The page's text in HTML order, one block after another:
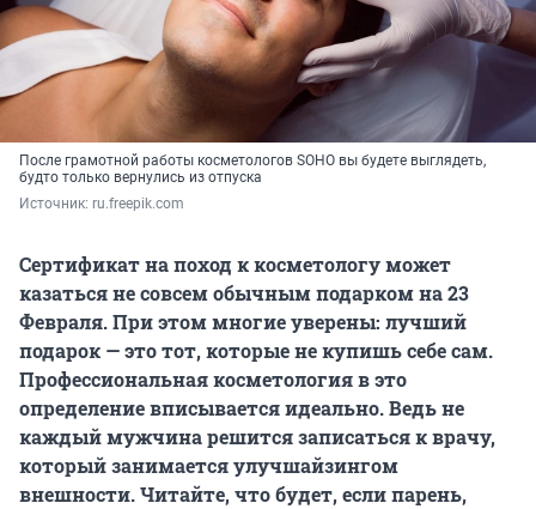
После грамотной работы косметологов SOHO вы будете выглядеть,
будто только вернулись из отпуска
Источник: ru.freepik.com
Сертификат на поход к косметологу может
казаться не совсем обычным подарком на 23
Февраля. При этом многие уверены: лучший
подарок — это тот, которые не купишь себе сам.
Профессиональная косметология в это
определение вписывается идеально. Ведь не
каждый мужчина решится записаться к врачу,
который занимается улучшайзингом
внешности. Читайте, что будет, если парень,